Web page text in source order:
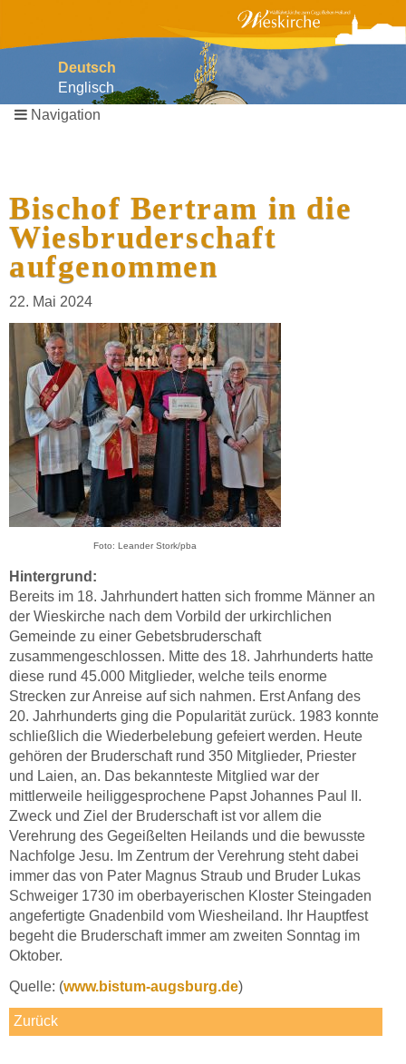
Deutsch
Englisch
Navigation
Navigation
Bischof Bertram in die
Wiesbruderschaft
aufgenommen
22. Mai 2024
Foto: Leander Stork/pba
Hintergrund:
Bereits im 18. Jahrhundert hatten sich fromme Männer an
der Wieskirche nach dem Vorbild der urkirchlichen
Gemeinde zu einer Gebetsbruderschaft
zusammengeschlossen. Mitte des 18. Jahrhunderts hatte
diese rund 45.000 Mitglieder, welche teils enorme
Strecken zur Anreise auf sich nahmen. Erst Anfang des
20. Jahrhunderts ging die Popularität zurück. 1983 konnte
schließlich die Wiederbelebung gefeiert werden. Heute
gehören der Bruderschaft rund 350 Mitglieder, Priester
und Laien, an. Das bekannteste Mitglied war der
mittlerweile heiliggesprochene Papst Johannes Paul II.
Zweck und Ziel der Bruderschaft ist vor allem die
Verehrung des Gegeißelten Heilands und die bewusste
Nachfolge Jesu. Im Zentrum der Verehrung steht dabei
immer das von Pater Magnus Straub und Bruder Lukas
Schweiger 1730 im oberbayerischen Kloster Steingaden
angefertigte Gnadenbild vom Wiesheiland. Ihr Hauptfest
begeht die Bruderschaft immer am zweiten Sonntag im
Oktober.
Quelle: (www.bistum-augsburg.de)
Zurück